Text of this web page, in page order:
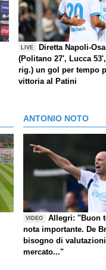
LIVE
Diretta Napoli-
(Politano 27', Lucca
rig.) un gol per tempo
vittoria al Patini
ANTONIO NOTO
VIDEO
Allegri: "Buon
nota importante. De
bisogno di
mercato..."